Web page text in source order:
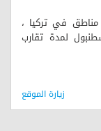
مناطق في تركيا ،
لمدة تقارب
زيارة الموقع